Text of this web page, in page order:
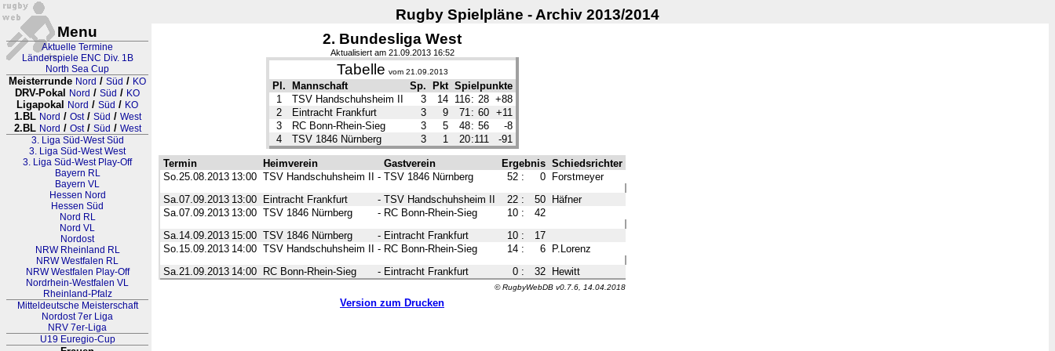
Rugby Spielpläne - Archiv 2013/2014
Menu
Aktuelle Termine
Länderspiele ENC Div. 1B
North Sea Cup
Meisterrunde Nord / Süd / KO
DRV-Pokal Nord / Süd / KO
Ligapokal Nord / Süd / KO
1.BL Nord / Ost/ Süd / West
2.BL Nord / Ost/ Süd / West
3. Liga Süd-West Süd
3. Liga Süd-West West
3. Liga Süd-West Play-Off
Bayern RL
Bayern VL
Hessen Nord
Hessen Süd
Nord RL
Nord VL
Nordost
NRW Rheinland RL
NRW Westfalen RL
NRW Westfalen Play-Off
Nordrhein-Westfalen VL
Rheinland-Pfalz
Mitteldeutsche Meisterschaft
Nordost 7er Liga
NRV 7er-Liga
U19 Euregio-Cup
2. Bundesliga West
Aktualisiert am 21.09.2013 16:52
Tabelle vom 21.09.2013
Pl. Mannschaft Sp. Pkt Spielpunkte
1
TSV Handschuhsheim II 3 14 116: 28 +88
2
Eintracht Frankfurt 3 9 71: 60
+11
3
RC Bonn-Rhein-Sieg 3 5 48: 56
-8
4
TSV 1846 Nürnberg 3 1 20:111 -91
Termin Heimverein Gastverein Ergebnis Schiedsrichter
So.25.08.2013 13:00 TSV Handschuhsheim II - TSV 1846 Nürnberg 52 : 0
Forstmeyer
Sa.07.09.2013 13:00 Eintracht Frankfurt - TSV Handschuhsheim II 22 : 50
Häfner
Sa.07.09.2013 13:00 TSV 1846 Nürnberg - RC Bonn-Rhein-Sieg 10 :
42
Sa.14.09.2013 15:00 TSV 1846 Nürnberg - Eintracht Frankfurt 10 :
17
So.15.09.2013 14:00 TSV Handschuhsheim II - RC Bonn-Rhein-Sieg 14 : 6
P.Lorenz
Sa.21.09.2013 14:00 RC Bonn-Rhein-Sieg - Eintracht Frankfurt 0 : 32 Hewitt
© RugbyWebDB v0.7.6, 14.04.2018
Version zum Drucken